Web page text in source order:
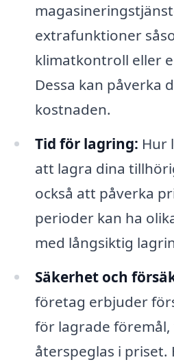
extrafunktioner
klimatkontroll eller
Dessa kan påverka
kostnaden.
Tid för lagring: Hur
att lagra dina
också att påverka
perioder kan ha
med långsiktig
Säkerhet och
företag erbjuder
för lagrade föremål,
återspeglas i priset.